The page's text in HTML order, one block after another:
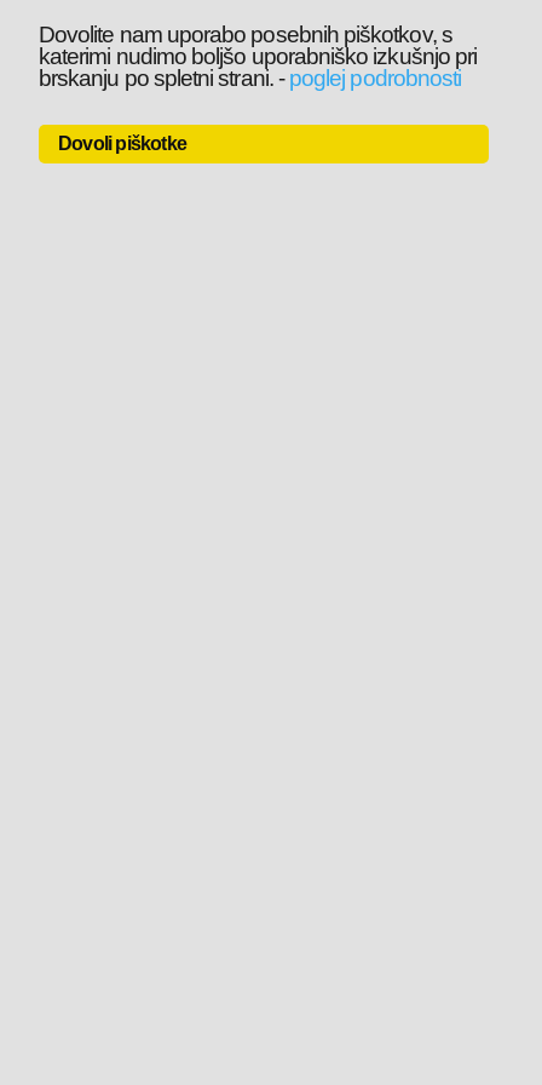
Dovolite nam uporabo posebnih piškotkov, s
katerimi nudimo boljšo uporabniško izkušnjo pri
brskanju po spletni strani.-poglej podrobnosti
Dovoli piškotke